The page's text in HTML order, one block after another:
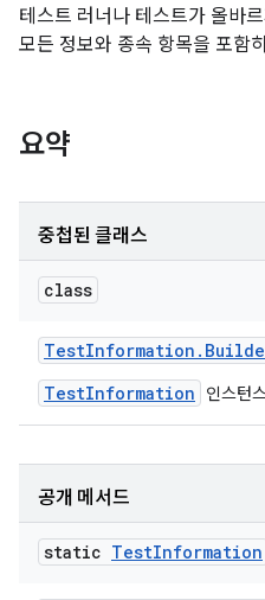
테스트 러너나 테스트가 올바
모든 정보와 종속 항목을 포함
요약
중첩된 클래스
class
TestInformation .
TestInformation
인스턴
공개 메서드
static TestInformation